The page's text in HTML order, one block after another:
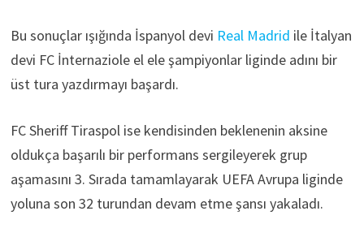
Bu sonuçlar ışığında İspanyol devi Real Madrid ile İtalyan
devi FC İnternaziole el ele şampiyonlar liginde adını bir
üst tura yazdırmayı başardı.
FC Sheriff Tiraspol ise kendisinden beklenenin aksine
oldukça başarılı bir performans sergileyerek grup
aşamasını 3. Sırada tamamlayarak UEFA Avrupa liginde
yoluna son 32 turundan devam etme şansı yakaladı.